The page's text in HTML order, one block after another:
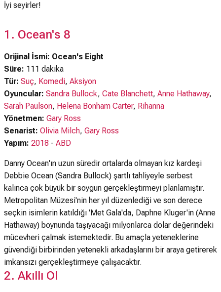
İyi seyirler!
1. Ocean's 8
Orijinal İsmi: Ocean's Eight
Süre: 111 dakika
Tür: Suç, Komedi, Aksiyon
Oyuncular: Sandra Bullock, Cate Blanchett, Anne Hathaway,
Sarah Paulson, Helena Bonham Carter, Rihanna
Yönetmen: Gary Ross
Senarist: Olivia Milch, Gary Ross
Yapım: 2018 - ABD
Danny Ocean'ın uzun süredir ortalarda olmayan kız kardeşi
Debbie Ocean (Sandra Bullock) şartlı tahliyeyle serbest
kalınca çok büyük bir soygun gerçekleştirmeyi planlamıştır.
Metropolitan Müzesi'nin her yıl düzenlediği ve son derece
seçkin isimlerin katıldığı 'Met Gala'da, Daphne Kluger'in (Anne
Hathaway) boynunda taşıyacağı milyonlarca dolar değerindeki
mücevheri çalmak istemektedir. Bu amaçla yeteneklerine
güvendiği birbirinden yetenekli arkadaşlarını bir araya getirerek
imkansızı gerçekleştirmeye çalışacaktır.
2. Akıllı Ol